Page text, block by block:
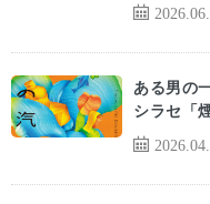
ある男の
シラセ「